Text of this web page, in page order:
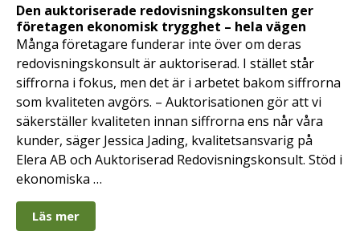
Den auktoriserade redovisningskonsulten ger
företagen ekonomisk trygghet – hela vägen
Många företagare funderar inte över om deras
redovisningskonsult är auktoriserad. I stället står
siffrorna i fokus, men det är i arbetet bakom siffrorna
som kvaliteten avgörs. – Auktorisationen gör att vi
säkerställer kvaliteten innan siffrorna ens når våra
kunder, säger Jessica Jading, kvalitetsansvarig på
Elera AB och Auktoriserad Redovisningskonsult. Stöd i
ekonomiska …
Läs mer